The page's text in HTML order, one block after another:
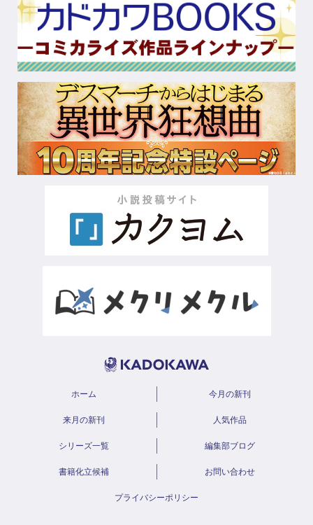
ホーム 今月の新刊
来月の新刊 人気作品
シリーズ一覧 編集部ブログ
書籍化立候補 お問い合わせ
プライバシーポリシー